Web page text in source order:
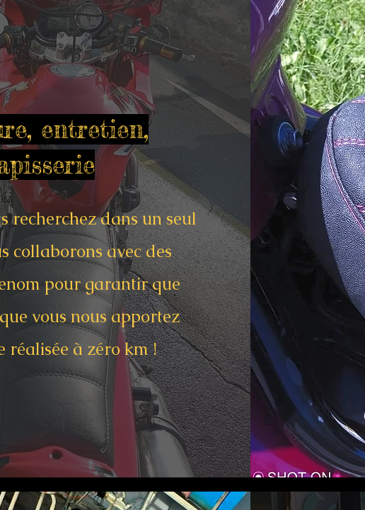
entretien,
recherchez dans un seul
collaborons avec des
pour garantir que
vous nous apportez
réalisée à zéro km !